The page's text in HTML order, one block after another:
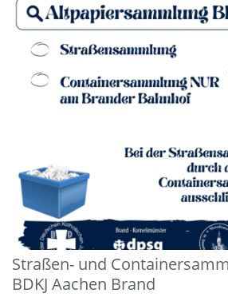
Straßen- und
BDKJ Aachen Brand